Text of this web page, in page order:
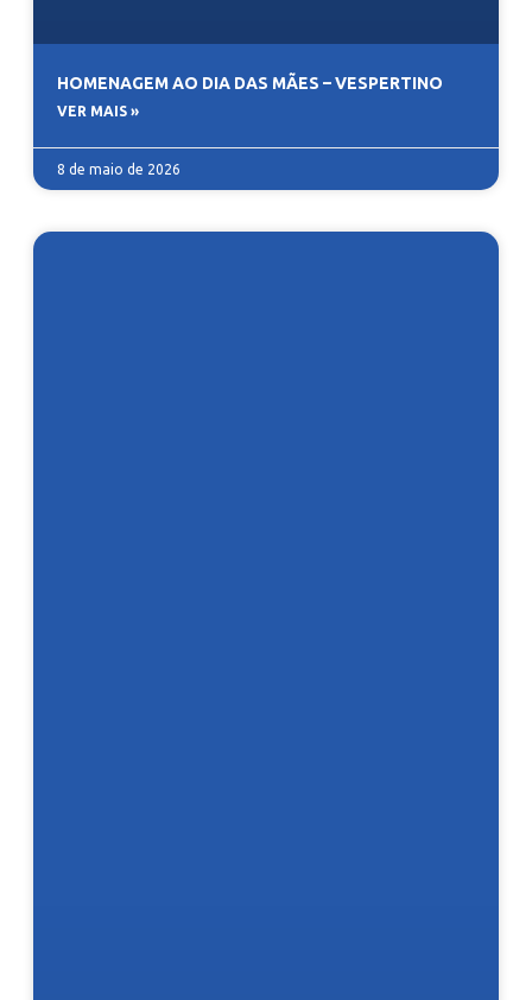
HOMENAGEM AO DIA DAS MÃES – VESPERTINO
VER MAIS »
8 de maio de 2026